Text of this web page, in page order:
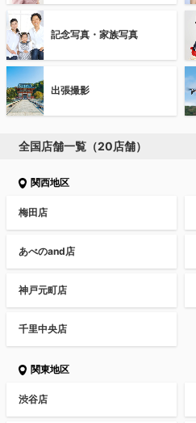
記念写真・家族写真
出張撮影
全国店舗一覧（20店舗）
関西地区
梅田店
あべのand店
神戸元町店
千里中央店
関東地区
渋谷店